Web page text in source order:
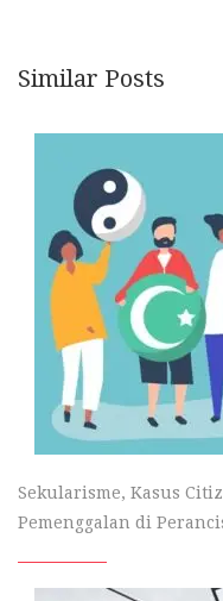
Similar Posts
Sekularisme, Kasus
Pemenggalan di